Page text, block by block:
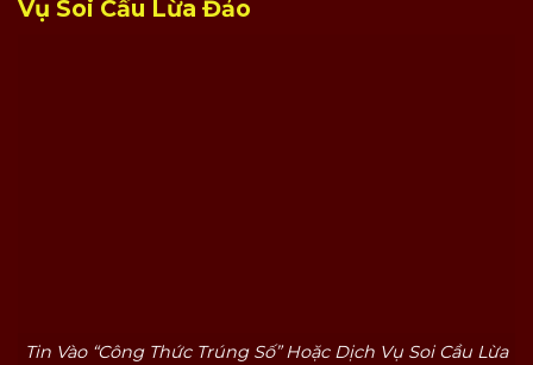
Vụ Soi Cầu Lừa Đảo
Tin Vào “Công Thức Trúng Số” Hoặc Dịch Vụ Soi Cầu Lừa